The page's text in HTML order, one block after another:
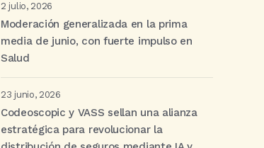
2 julio, 2026
Moderación generalizada en la prima
media de junio, con fuerte impulso en
Salud
23 junio, 2026
Codeoscopic y VASS sellan una alianza
estratégica para revolucionar la